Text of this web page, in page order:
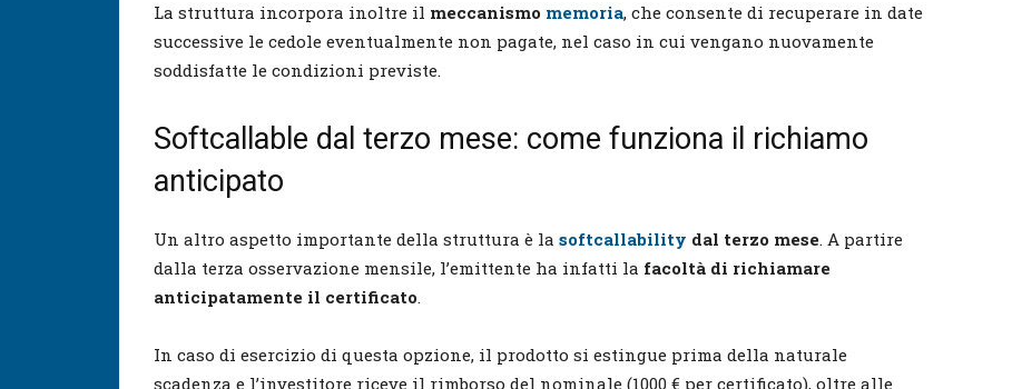
La struttura incorpora inoltre il meccanismo memoria, che consente di recuperare in date
successive le cedole eventualmente non pagate, nel caso in cui vengano nuovamente
soddisfatte le condizioni previste.
Softcallable dal terzo mese: come funziona il richiamo
anticipato
Un altro aspetto importante della struttura è la softcallability dal terzo mese. A partire
dalla terza osservazione mensile, l’emittente ha infatti la facoltà di richiamare
anticipatamente il certificato.
In caso di esercizio di questa opzione, il prodotto si estingue prima della naturale
scadenza e l’investitore riceve il rimborso del nominale (1000 € per certificato), oltre alle